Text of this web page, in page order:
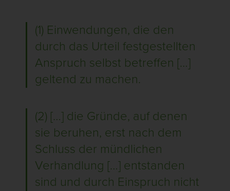
(1) Einwendungen, die den
durch das Urteil festgestellten
Anspruch selbst betreffen […]
geltend zu machen.
(2) […] die Gründe, auf denen
sie beruhen, erst nach dem
Schluss der mündlichen
Verhandlung […] entstanden
sind und durch Einspruch nicht